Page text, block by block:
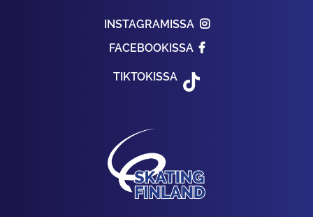
INSTAGRAMISSA
FACEBOOKISSA
TIKTOKISSA